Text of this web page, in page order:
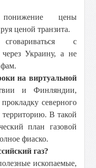
цены
ценой транзита.
с
Украину, а не
на виртуальной
и Финляндии,
северного
территорию. В такой
план газовой
фиаско.
газ?
ископаемые,